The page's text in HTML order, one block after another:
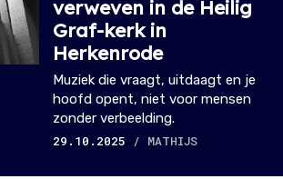
verweven in de Heilig
Graf-kerk in
Herkenrode
Muziek die vraagt, uitdaagt en je
hoofd opent, niet voor mensen
zonder verbeelding.
29.10.2025
/ MATHIJS